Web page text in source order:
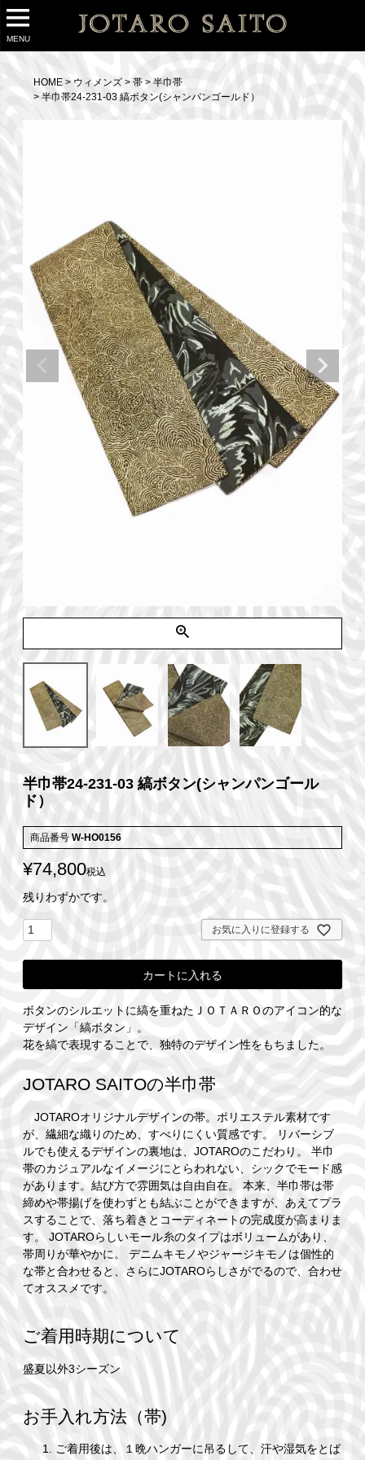
MENU
HOME ウィメンズ 帯
半巾帯
半巾帯24-231-03 縞ボタン(シャンパンゴールド）
半巾帯24-231-03 縞ボタン(シャンパンゴール
ド）
商品番号 W-HO0156
¥74,800税込
残りわずかです。
お気に入りに登録する
カートに入れる
ボタンのシルエットに縞を重ねたＪＯＴＡＲＯのアイコン的な
デザイン「縞ボタン」。
花を縞で表現することで、独特のデザイン性をもちました。
JOTARO SAITOの半巾帯
JOTAROオリジナルデザインの帯。ポリエステル素材です
が、繊細な織りのため、すべりにくい質感です。 リバーシブ
ルでも使えるデザインの裏地は、JOTAROのこだわり。 半巾
帯のカジュアルなイメージにとらわれない、シックでモード感
があります。結び方で雰囲気は自由自在。 本来、半巾帯は帯
締めや帯揚げを使わずとも結ぶことができますが、あえてプラ
スすることで、落ち着きとコーディネートの完成度が高まりま
す。 JOTAROらしいモール糸のタイプはボリュームがあり、
帯周りが華やかに。 デニムキモノやジャージキモノは個性的
な帯と合わせると、さらにJOTAROらしさがでるので、合わせ
てオススメです。
ご着用時期について
盛夏以外3シーズン
お手入れ方法（帯)
ご着用後は、１晩ハンガーに吊るして、汗や湿気をとば